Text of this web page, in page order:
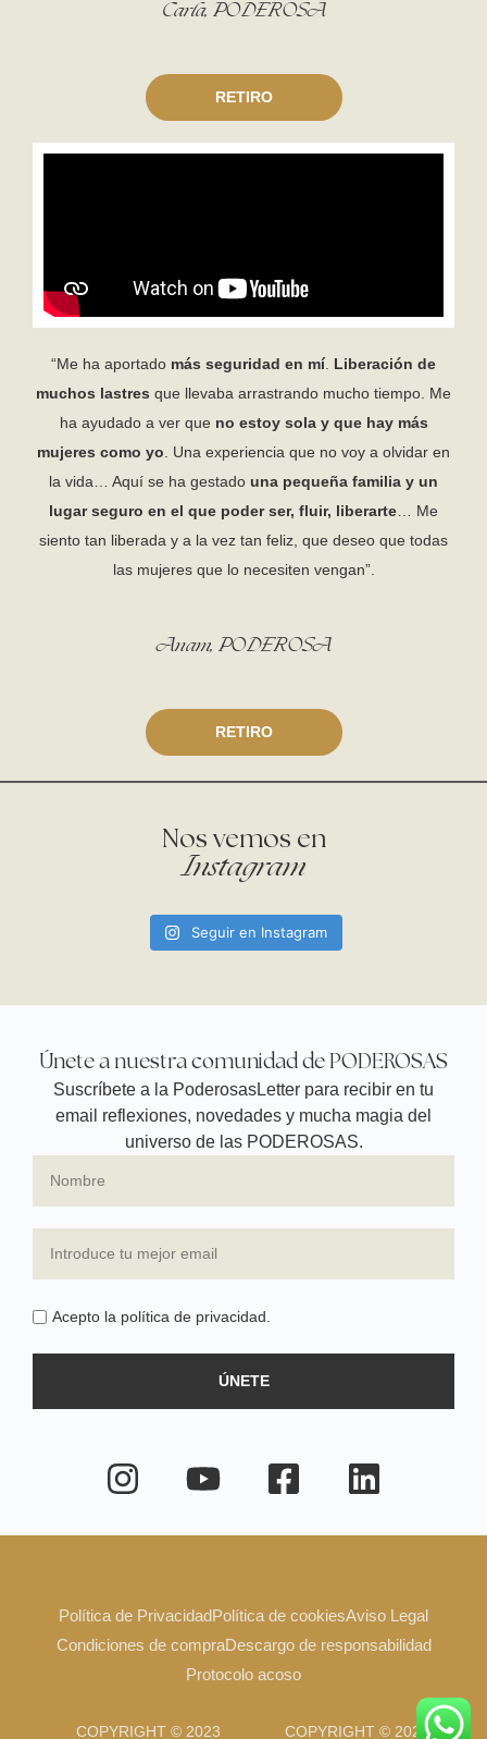
Carla, PODEROSA
RETIRO
“Me ha aportado más seguridad en mí. Liberación de
muchos lastres que llevaba arrastrando mucho tiempo. Me
ha ayudado a ver que no estoy sola y que hay más
mujeres como yo. Una experiencia que no voy a olvidar en
la vida… Aquí se ha gestado una pequeña familia y un
lugar seguro en el que poder ser, fluir, liberarte… Me
siento tan liberada y a la vez tan feliz, que deseo que todas
las mujeres que lo necesiten vengan”.
Anam, PODEROSA
RETIRO
Nos vemos en
Instagram
Seguir en Instagram
Únete a nuestra comunidad de PODEROSAS
Suscríbete a la PoderosasLetter para recibir en tu
email reflexiones, novedades y mucha magia del
universo de las PODEROSAS.
Acepto la política de privacidad.
ÚNETE
Política de PrivacidadPolítica de cookiesAviso Legal
Condiciones de compraDescargo de responsabilidad
Protocolo acoso
COPYRIGHT © 2023 COPYRIGHT © 2023